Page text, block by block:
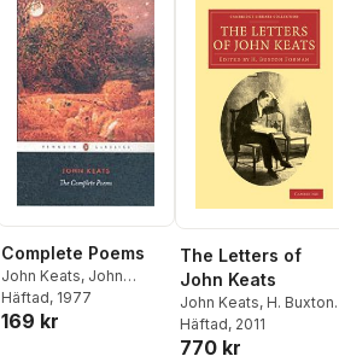
Complete Poems
John Keats, John
Barnard
Häftad, 1977
169 kr
The Letters of
John Keats
John Keats, H. Buxton
Forman
Häftad, 2011
770 kr